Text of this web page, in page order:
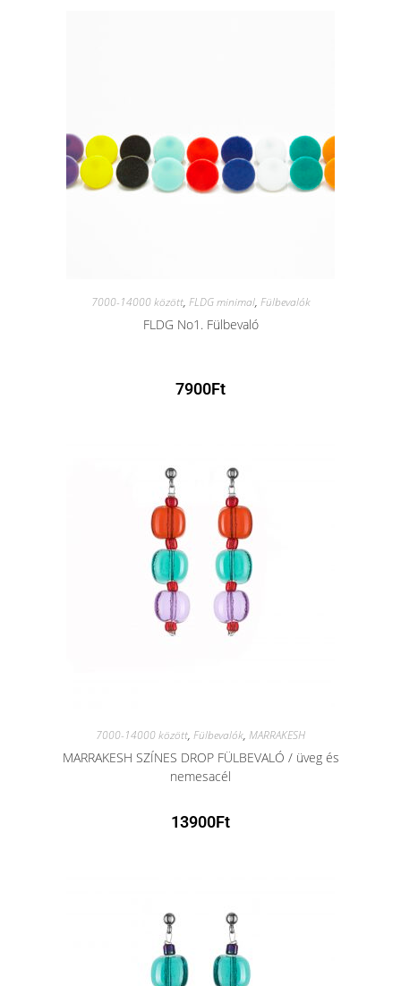
7000-14000 között, FLDG minimal, Fülbevalók
FLDG No1. Fülbevaló
7900Ft
7000-14000 között, Fülbevalók, MARRAKESH
MARRAKESH SZÍNES DROP FÜLBEVALÓ / üveg és
nemesacél
13900Ft